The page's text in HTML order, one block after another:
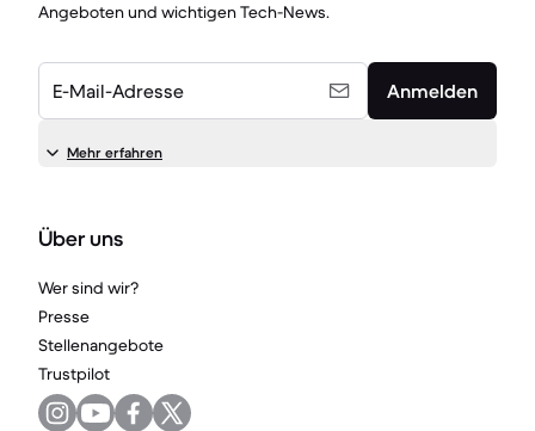
Angeboten und wichtigen Tech-News.
E-Mail-Adresse Anmelden
Mehr erfahren
Über uns
Wer sind wir?
Presse
Stellenangebote
Trustpilot